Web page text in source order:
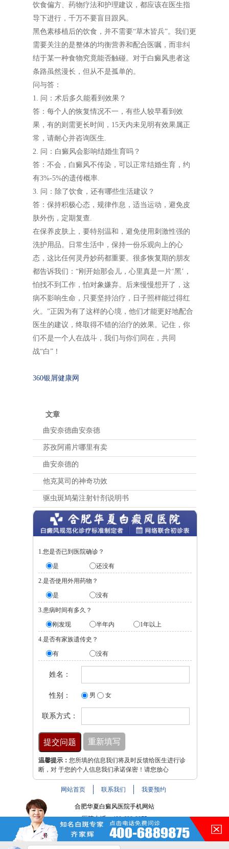
饮食偏方、药物疗法和护理建议，都应该在医生指
导下进行，千万不要盲目跟风。
黑色素移植后的饮食，并不需要“草木皆兵”。我们更
需要关注的是整体的均衡营养和配合医嘱，而非纠
结于某一种食物究竟能否触碰。对于白癜风患者这
条路虽然漫长，但从不是孤单的。
问与答：
1. 问：术后多久能看到效果？
答：每个人的恢复情况不一，有些人较早看到效
果，有的则需更长时间，15天内未见明有效果属正
常，请耐心并咨询医生.
2. 问：白癜风会影响结婚生育吗？
答：不会，白癜风不传染，可以正常结婚生育，约
有3%-5%的遗传概率.
3. 问：除了饮食，还有哪些生活建议？
答：保持积极心态，规律作息，适当运动，避免皮
肤外伤，定期复查.
在保养皮肤上，要特别温和，避免使用刺激性强的
洗护用品。日常生活中，保持一份乐观向上的心
态，这比任何灵丹妙药都重要。很多恢复期的朋友
都告诉我们：“刚开始那会儿，心里真是一片‘黑’，
怕找不到工作，怕对象嫌弃。后来慢慢想开了，这
病不影响生命，只要坚持治疗，日子照样能过得红
火。”正因为有了这样的心境，他们才能更好地配合
医生的建议，终取得不错的治疗的效果。记住，你
们不是一个人在战斗，我们与你们同在，共同
战“白”！
360银屑健康网
文章
曲安奈德曲安奈德
苏孜阿甫片哪里有卖
曲安奈德的
他克莫司的神奇功效
驱虫斑鸠菊注射针剂说明书
1.您是否已到医院确诊？
是
还没有
2.是否使用外用药物？
是
没有
3.患病时间有多久？
刚发现
半年内 1年以上
4.是否有家族遗传史？
有
没有
姓名：
性别： 男 女
联系方式：
温馨提示： 您所填的信息我们将及时反馈给医生进行诊
断，对 于您的个人信息我们承诺保密！请您放心
网站首页 联系我们 我要预约
合肥华夏白癜风医院手机网站
医院电话：400-688-9875
医院地址：合肥市铜陵路与裕溪路交叉路口
注：本网站信息仅供参考，不能作为诊断及医疗依据，服用